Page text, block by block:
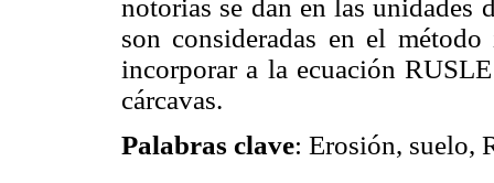
notorias se dan en las unidades
son consideradas en el
incorporar a la ecuación
cárcavas.
Palabras clave: Erosión, suelo,